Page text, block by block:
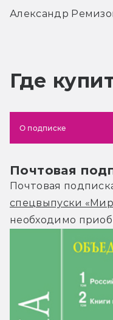
Александр
Где
О подписке
Почтовая
Почтовая
спецвыпуски
необходимо